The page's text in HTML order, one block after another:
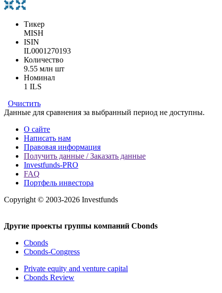
Тикер
MISH
ISIN
IL0001270193
Количество
9.55 млн шт
Номинал
1 ILS
Очистить
Данные для сравнения за выбранный период не доступны.
О сайте
Написать нам
Правовая информация
Получить данные / Заказать данные
Investfunds-PRO
FAQ
Портфель инвестора
Copyright © 2003-2026 Investfunds
Другие проекты группы компаний Cbonds
Cbonds
Cbonds-Congress
Private equity and venture capital
Cbonds Review